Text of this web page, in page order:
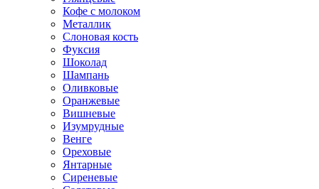
Кофе с молоком
Металлик
Слоновая кость
Фуксия
Шоколад
Шампань
Оливковые
Оранжевые
Вишневые
Изумрудные
Венге
Ореховые
Янтарные
Сиреневые